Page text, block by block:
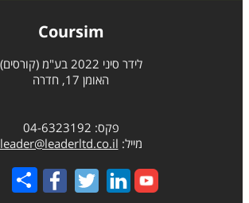
Coursim
לידר סיני 2022 בע"מ (קורסים)
האומן 17, חדרה
פקס: 04-6323192
מייל: leader@leaderltd.co.il
Share